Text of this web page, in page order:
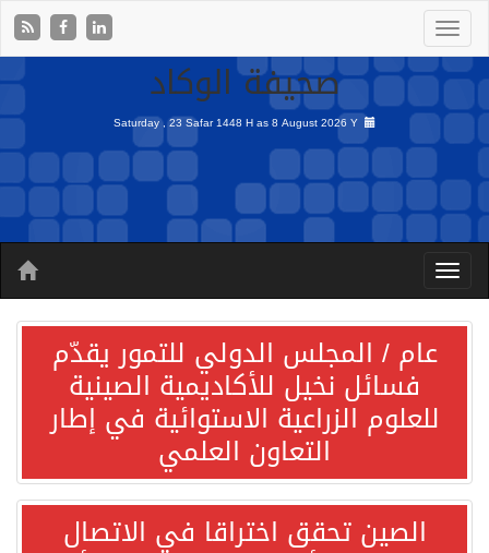
صحيفة الوكاد
Saturday , 23 Safar 1448 H as8 August 2026 Y
عام / المجلس الدولي للتمور يقدّم
فسائل نخيل للأكاديمية الصينية
للعلوم الزراعية الاستوائية في إطار
التعاون العلمي
الصين تحقق اختراقا في الاتصال